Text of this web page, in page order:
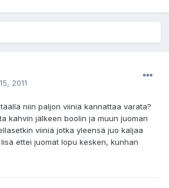
2011
niin paljon viiniä kannattaa varata?
kahvin jälkeen boolin ja muun juoman
viiniä jotka yleensä juo kaljaa
ettei juomat lopu kesken, kunhan